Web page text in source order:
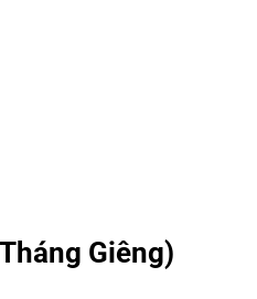
Giêng)